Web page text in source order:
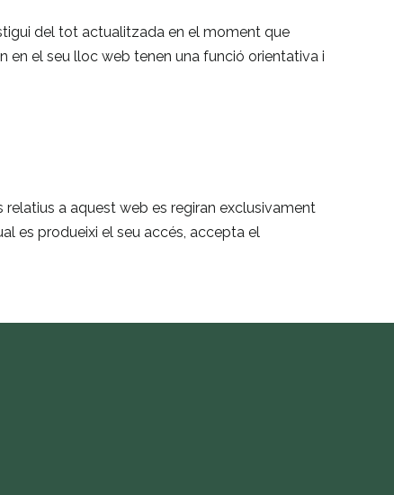
del tot actualitzada en el moment que
en el seu lloc web tenen una funció orientativa i
relatius a aquest web es regiran exclusivament
es produeixi el seu accés, accepta el